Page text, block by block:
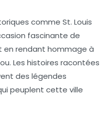
comme St. Louis
fascinante de
en rendant hommage à
Les histoires racontées
des légendes
peuplent cette ville